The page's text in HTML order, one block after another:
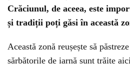
Crăciunul, de aceea, este
și tradiții poți găsi în această
Această zonă reușește să
sărbătorile de iarnă sunt trăite